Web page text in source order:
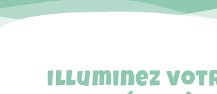
Illuminez